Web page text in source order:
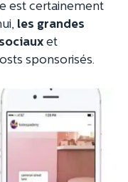
est certainement
les grandes
et
sponsorisés.